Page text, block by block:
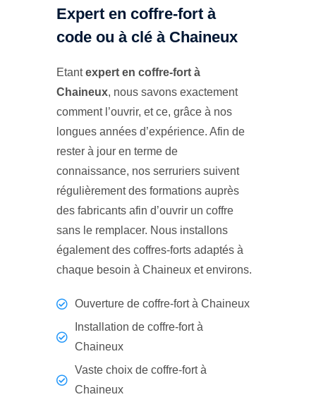
Expert en coffre-fort à
code ou à clé à Chaineux
Etantexpert en coffre-fort à
Chaineux, nous savons exactement
comment l’ouvrir, et ce, grâce à nos
longues années d’expérience. Afin de
rester à jour en terme de
connaissance, nos serruriers suivent
régulièrement des formations auprès
des fabricants afin d’ouvrir un coffre
sans le remplacer. Nous installons
également des coffres-forts adaptés à
chaque besoin à Chaineux et environs.
Ouverture de coffre-fort à Chaineux
Installation de coffre-fort à
Chaineux
Vaste choix de coffre-fort à
Chaineux